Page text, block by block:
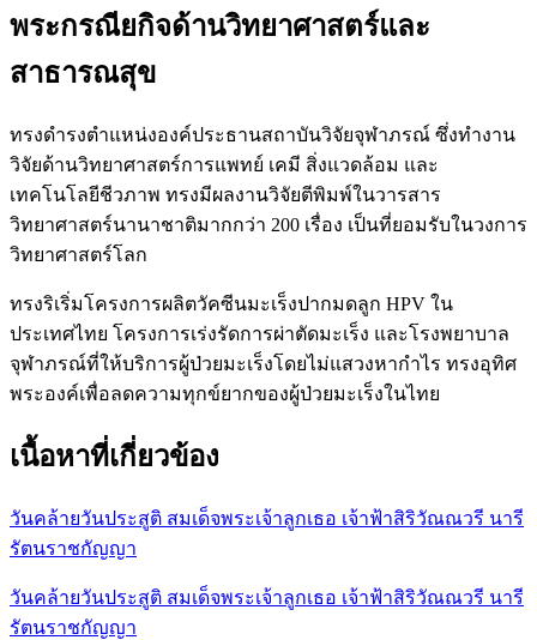
พระกรณียกิจด้านวิทยาศาสตร์และ
สาธารณสุข
ทรงดำรงตำแหน่งองค์ประธานสถาบันวิจัยจุฬาภรณ์ ซึ่งทำงาน
วิจัยด้านวิทยาศาสตร์การแพทย์ เคมี สิ่งแวดล้อม และ
เทคโนโลยีชีวภาพ ทรงมีผลงานวิจัยตีพิมพ์ในวารสาร
วิทยาศาสตร์นานาชาติมากกว่า 200 เรื่อง เป็นที่ยอมรับในวงการ
วิทยาศาสตร์โลก
ทรงริเริ่มโครงการผลิตวัคซีนมะเร็งปากมดลูก HPV ใน
ประเทศไทย โครงการเร่งรัดการผ่าตัดมะเร็ง และโรงพยาบาล
จุฬาภรณ์ที่ให้บริการผู้ป่วยมะเร็งโดยไม่แสวงหากำไร ทรงอุทิศ
พระองค์เพื่อลดความทุกข์ยากของผู้ป่วยมะเร็งในไทย
เนื้อหาที่เกี่ยวข้อง
วันคล้ายวันประสูติ สมเด็จพระเจ้าลูกเธอ เจ้าฟ้าสิริวัณณวรี นารี
รัตนราชกัญญา
วันคล้ายวันประสูติ สมเด็จพระเจ้าลูกเธอ เจ้าฟ้าสิริวัณณวรี นารี
รัตนราชกัญญา